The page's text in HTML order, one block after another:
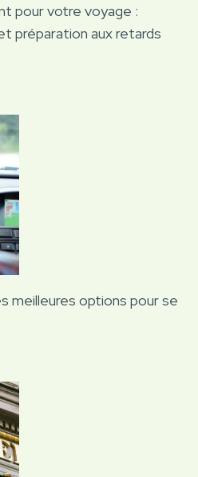
pour votre voyage :
préparation aux retards
meilleures options pour se